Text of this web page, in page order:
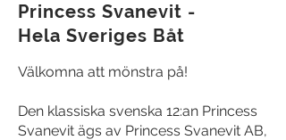
Princess Svanevit -
Hela Sveriges Båt
Välkomna att mönstra på!
Den klassiska svenska 12:an Princess
Svanevit ägs av Princess Svanevit AB,